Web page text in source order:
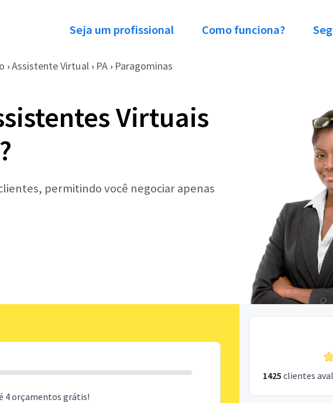
Seja um profissional Como funciona?
› Assistente Virtual › PA › Paragominas
Virtuais
permitindo você negociar apenas
4 orçamentos grátis!
1425 clientes